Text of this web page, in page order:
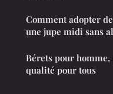
Comment adopter
une jupe midi sans
Bérets pour
qualité pour tous